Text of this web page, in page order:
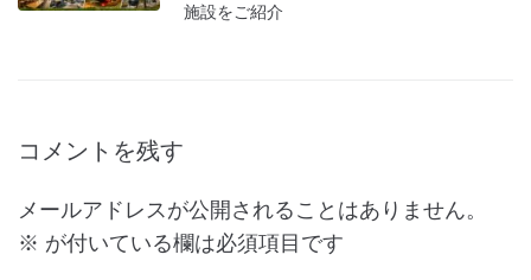
施設をご紹介
コメントを残す
メールアドレスが公開されることはありません。
※ が付いている欄は必須項目です